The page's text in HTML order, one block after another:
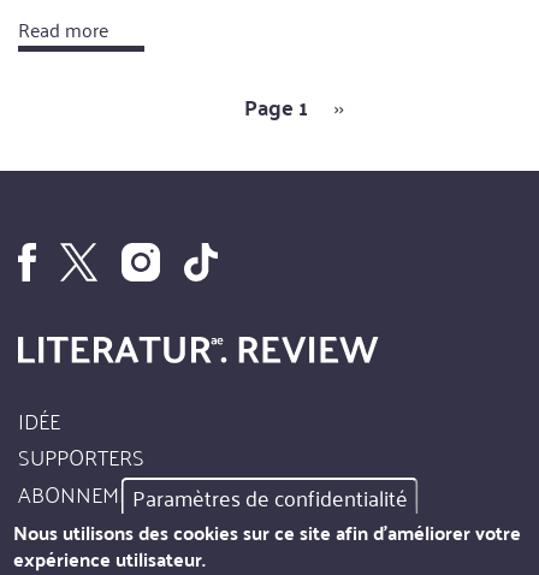
Read more
Page 1
Page
››
Footer
Site
Info
IDÉE
SUPPORTERS
ABONNEMENT
AUTEURS
Paramètres de confidentialité
Nous utilisons des cookies sur ce site afin d'améliorer votre
expérience utilisateur.